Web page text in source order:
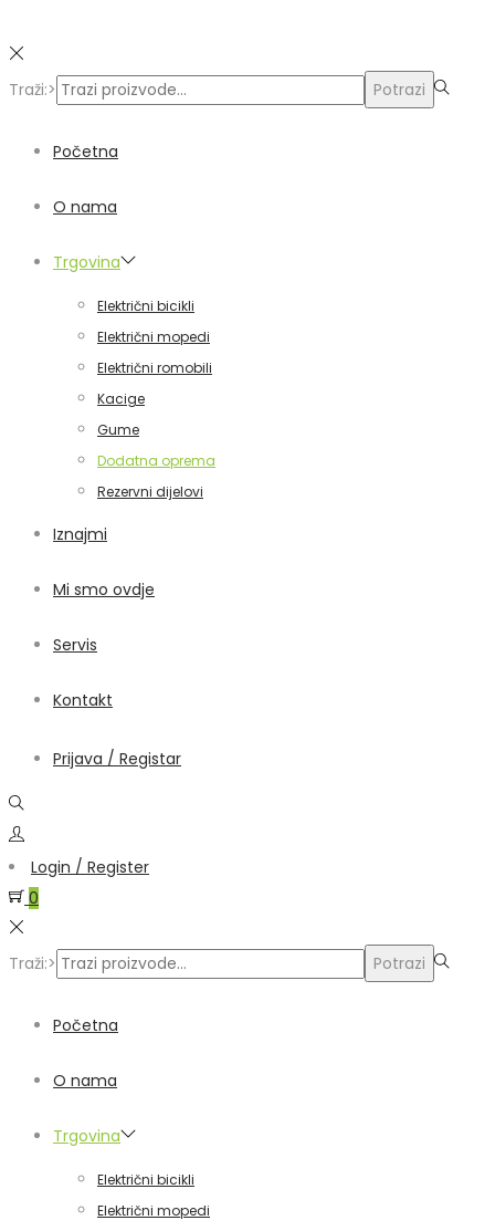
Traži:> Potrazi
Početna
O nama
Trgovina
Električni bicikli
Električni mopedi
Električni romobili
Kacige
Gume
Dodatna oprema
Rezervni dijelovi
Iznajmi
Mi smo ovdje
Servis
Kontakt
Prijava / Registar
Login / Register
0
Traži:> Potrazi
Početna
O nama
Trgovina
Električni bicikli
Električni mopedi